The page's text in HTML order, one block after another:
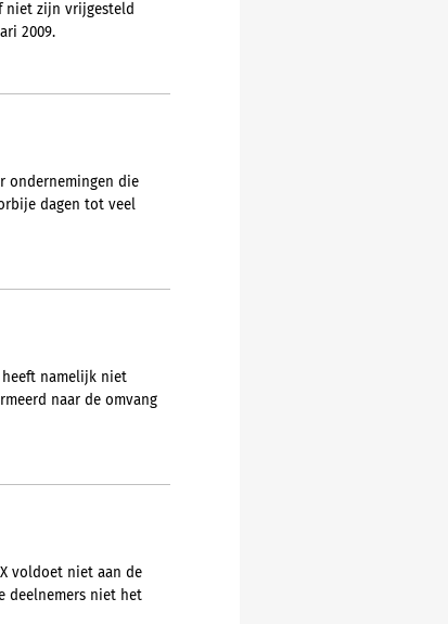
niet zijn vrijgesteld
2009.
ondernemingen die
dagen tot veel
heeft namelijk niet
naar de omvang
voldoet niet aan de
deelnemers niet het